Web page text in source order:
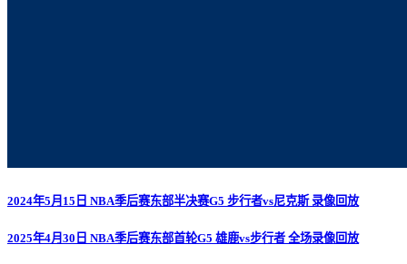
2024年5月15日 NBA季后赛东部半决赛G5 步行者vs尼克斯 录像回放
2025年4月30日 NBA季后赛东部首轮G5 雄鹿vs步行者 全场录像回放